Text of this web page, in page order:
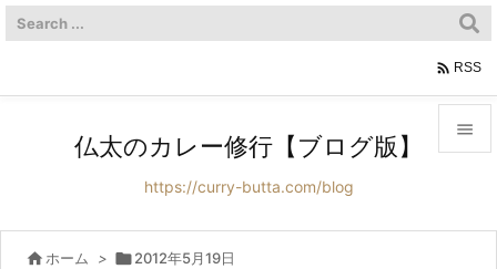


 RSS
仏太のカレー修行【ブログ版】
https://curry-butta.com/blog
 ホーム > 2012年5月19日